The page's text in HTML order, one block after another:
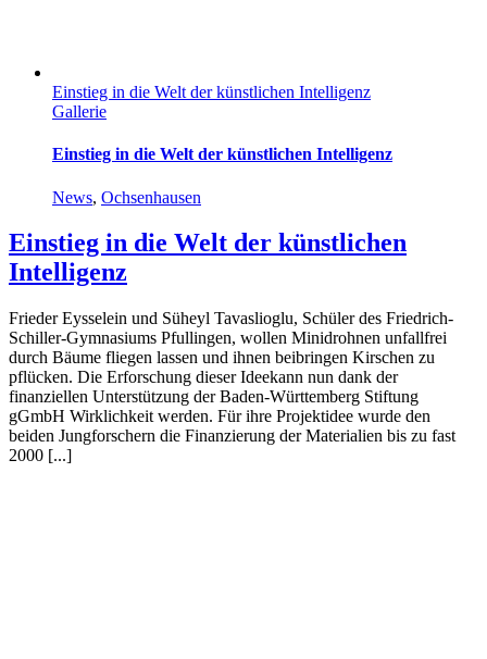
Einstieg in die Welt der künstlichen Intelligenz
Gallerie
Einstieg in die Welt der künstlichen Intelligenz
News, Ochsenhausen
Einstieg in die Welt der künstlichen
Intelligenz
Frieder Eysselein und Süheyl Tavaslioglu, Schüler des Friedrich-
Schiller-Gymnasiums Pfullingen, wollen Minidrohnen unfallfrei
durch Bäume fliegen lassen und ihnen beibringen Kirschen zu
pflücken. Die Erforschung dieser Ideekann nun dank der
finanziellen Unterstützung der Baden-Württemberg Stiftung
gGmbH Wirklichkeit werden. Für ihre Projektidee wurde den
beiden Jungforschern die Finanzierung der Materialien bis zu fast
2000 [...]